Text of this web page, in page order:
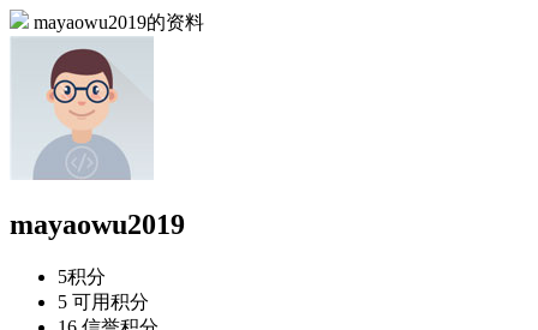
mayaowu2019的资料
mayaowu2019
5积分
5 可用积分